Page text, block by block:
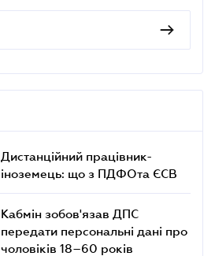
Дистанційний працівник-
іноземець: що з ПДФОта ЄСВ
Кабмін зобов'язав ДПС
передати персональні дані про
чоловіків 18–60 років